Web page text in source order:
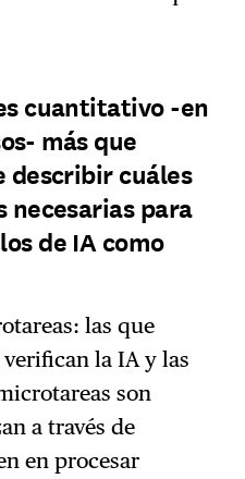
cuantitativo -en
más que
describir cuáles
necesarias para
de IA como
las que
la IA y las
son
a través de
en procesar